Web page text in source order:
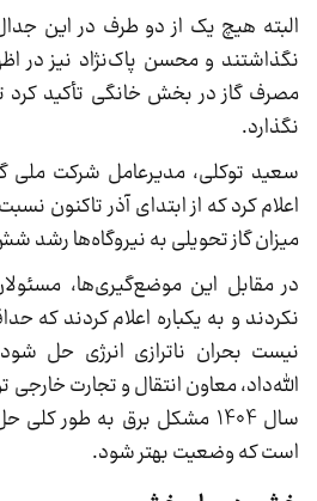
البته هیچ یک از دو طرف در این جدال
نگذاشتند و محسن پاک‌نژاد نیز در
مصرف گاز در بخش خانگی تأکید کرد
نگذارد.
سعید توکلی، مدیرعامل شرکت ملی گاز
اعلام کرد که از ابتدای آذر تاکنون
میزان گاز تحویلی به نیروگاه‌ها
در مقابل این موضع‌گیری‌ها،
نیست بحران ناترازی انرژی حل
الله‌داد، معاون انتقال و تجارت خارجی
سال 1404 مشکل برق به طور
است که وضعیت بهتر شود.